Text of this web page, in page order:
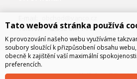
Telefon: +421 32 877 74 02
Tato webová stránka používá
K provozování našeho webu využíváme
soubory sloužící k přizpůsobení obsahu
obecně k zajištění vaší maximální
preferencích.